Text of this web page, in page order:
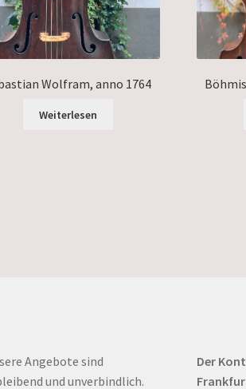
Wolfram, anno 1764
Weiterlesen
Angebote sind
und unverbindlich.
Der